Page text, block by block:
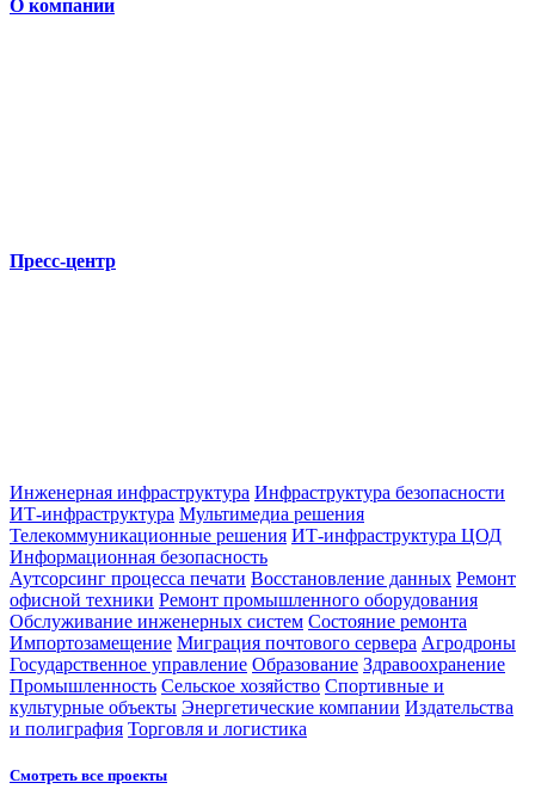
О компании
Пресс-центр
Инженерная инфраструктура Инфраструктура безопасности
ИТ-инфраструктура Мультимедиа решения
Телекоммуникационные решения ИТ-инфраструктура ЦОД
Информационная безопасность
Аутсорсинг процесса печати Восстановление данных Ремонт
офисной техники Ремонт промышленного оборудования
Обслуживание инженерных систем Состояние ремонта
Импортозамещение Миграция почтового сервера Агродроны
Государственное управление Образование Здравоохранение
Промышленность Сельское хозяйство Спортивные и
культурные объекты Энергетические компании Издательства
и полиграфия Торговля и логистика
Смотреть все проекты